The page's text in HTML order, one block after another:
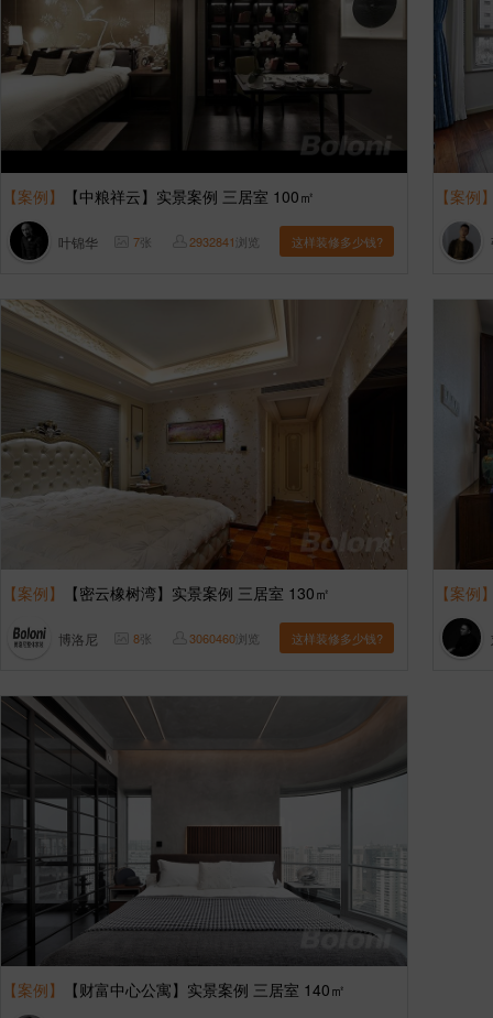
【案例】 【中粮祥云】实景案例 三居室 100㎡
叶锦华 7张 2932841浏览 这样装修多少钱?
【案例
【案例】 【密云橡树湾】实景案例 三居室 130㎡
博洛尼 8张 3060460浏览 这样装修多少钱?
【案例
【案例】 【财富中心公寓】实景案例 三居室 140㎡